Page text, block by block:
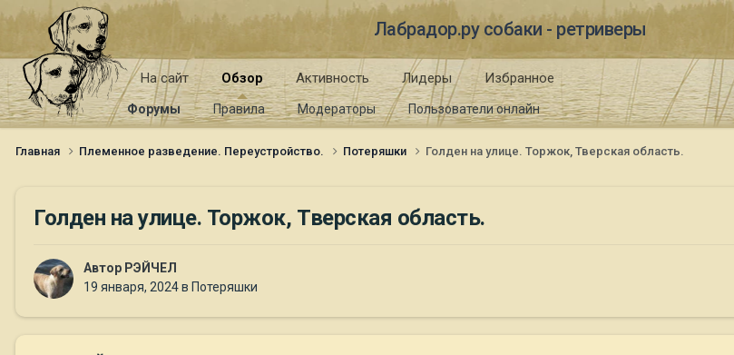
Лабрадор.ру собаки - ретриверы
На сайт Обзор
Форумы Правила Модераторы Пользователи онлайн
Активность Лидеры Избранное
Главная Племенное разведение. Переустройство. Потеряшки Голден на улице. Торжок, Тверская область.
Голден на улице. Торжок, Тверская область.
Автор РЭЙЧЕЛ
19 января, 2024в Потеряшки